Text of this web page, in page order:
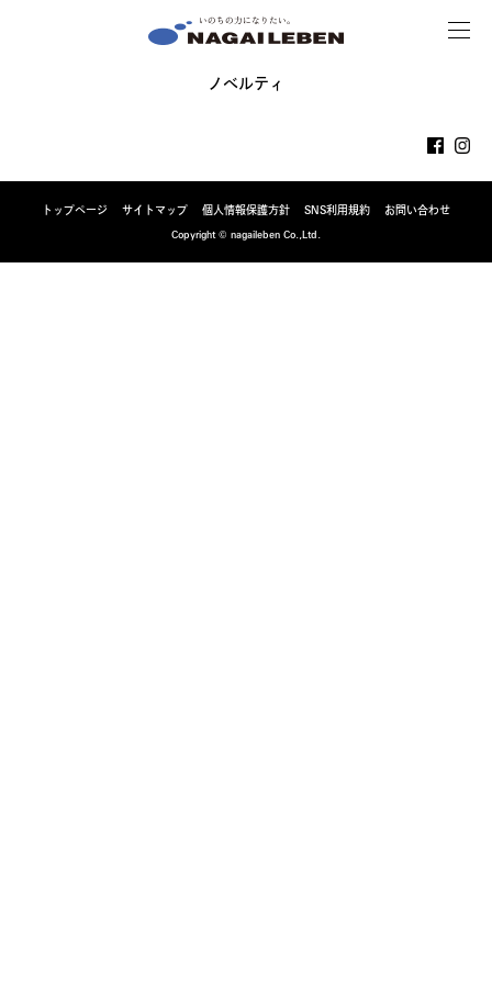
MENU
ノベルティ
トップページ サイトマップ 個人情報保護方針 SNS利用規約
お問い合わせ
Copyright © nagaileben Co.,Ltd.